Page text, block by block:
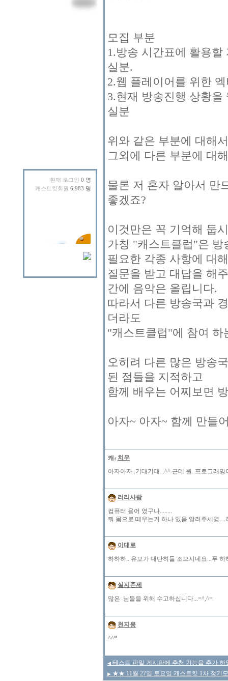
현재 로그인 0 명
캐스트킷회원 6,983 명
모집 부분
1.방송 시간표에 활용
실분.
2.웹 플레이어를 위한
3.현재 방송진행 상황
실분
위와 같은 부분에 대해
그외에 다른 부분에 대
물론 저 혼자 알아서 만
좋겠죠?
이것만은 꼭 기억해 둡
가칭 "캐스트클럽"은 방
필요한 각종 사항에 대해
질문을 받고 대답을 해
간에 음악은 올립니다.
따라서 다른 방송국과
더라도
"캐스트클럽"에 참여 하
오히려 다른 많은 방송
된 점들을 지적하고
함께 배우는 어찌보면
아자~ 아자~ 함께 만들
치우
아자아자..기대기대...^^ 근데 원..프로그래
러리사랑
컴퓨터 용어 였구나........
뭐 몸으로 떼우는거 하나 있음 알려주세영
이대로
하하하...유모가 대단히들 조으시네요...푸 하
실지존제
많은 님들을 위해 수고하십니다...=^,^=
천지몽
^^*
◀ 테스트 파일 게시판에 추천 기능을 추가
▶ ★★ 11월 27일 토요일 캐스트킷 1차 정기